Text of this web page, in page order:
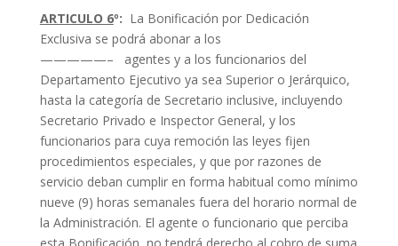
ARTICULO 6º: La Bonificación por Dedicación
Exclusiva se podrá abonar a los
—————– agentes y a los funcionarios del
Departamento Ejecutivo ya sea Superior o Jerárquico,
hasta la categoría de Secretario inclusive, incluyendo
Secretario Privado e Inspector General, y los
funcionarios para cuya remoción las leyes fijen
procedimientos especiales, y que por razones de
servicio deban cumplir en forma habitual como mínimo
nueve (9) horas semanales fuera del horario normal de
la Administración. El agente o funcionario que perciba